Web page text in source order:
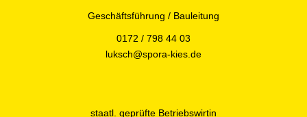
Geschäftsführung / Bauleitung
0172 / 798 44 03
luksch@spora-kies.de
staatl. geprüfte Betriebswirtin